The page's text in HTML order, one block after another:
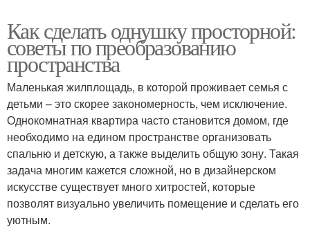
Как сделать однушку просторной:
советы по преобразованию
пространства
Маленькая жилплощадь, в которой проживает семья с
детьми – это скорее закономерность, чем исключение.
Однокомнатная квартира часто становится домом, где
необходимо на едином пространстве организовать
спальню и детскую, а также выделить общую зону. Такая
задача многим кажется сложной, но в дизайнерском
искусстве существует много хитростей, которые
позволят визуально увеличить помещение и сделать его
уютным.